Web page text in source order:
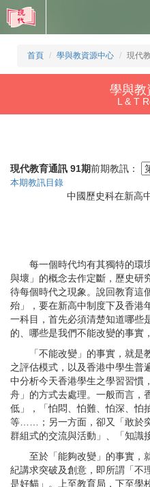
首頁 學與教資源中心 現代
學與教
L & T
現代教育通訊 91期前期教訊：
本期教訊目錄
中國歷史科在新高
每一個時代均有其獨特的環
與壞」的概念去作定斷，歷史研
待每個時代之現象。說回教育這
殆」，要在新高中制度下及香港
一科目，首先必須清楚知道哪些
的、哪些是我們不能改變的事實
「不能改變」的事實，就
之評估模式，以及香港中學生普
中分析今天香港學生之學習習慣
舟」的方式去處理。一般而言，
低」，「怕悶、怕難、怕深、怕
等……；另一方面，卻又「敢於
群組式的交流與活動」、「知識
至於「能夠改變」的事實，
紀講求突破及創意，即所謂「不
是好貓」。上至教育局，下至學